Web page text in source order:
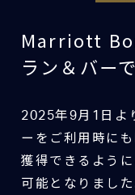
Marriott
ラン＆バー
2025年9月1日よ
ーをご利用時に
獲得できるよう
可能となりまし